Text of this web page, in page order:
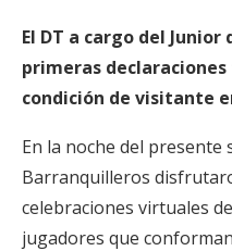
El DT a cargo del
primeras
condición de visitante
En la noche del presente
Barranquilleros
celebraciones virtuales
jugadores que